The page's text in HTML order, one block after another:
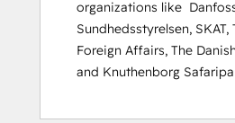
organizations like
Sundhedsstyrelsen,
Foreign Affairs, The
and Knuthenborg